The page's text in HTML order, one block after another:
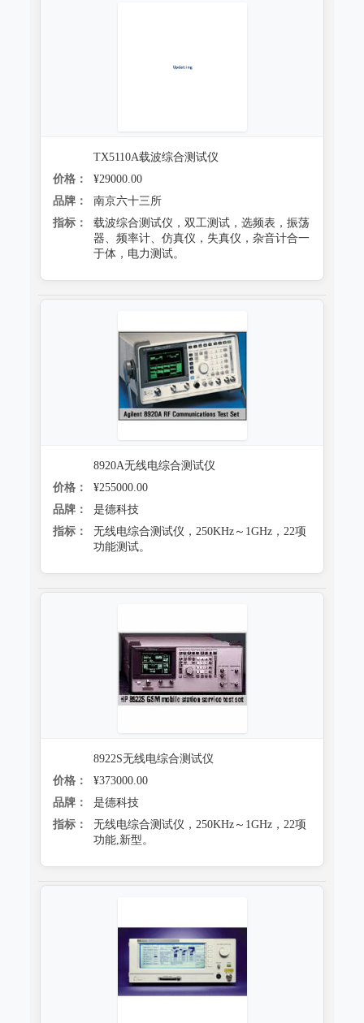
TX5110A载波综合测试仪
价格：
¥29000.00
品牌：
南京六十三所
指标：
载波综合测试仪，双工测试，选频表，振荡
器、频率计、仿真仪，失真仪，杂音计合一
于体，电力测试。
8920A无线电综合测试仪
价格：
¥255000.00
品牌：
是德科技
指标：
无线电综合测试仪，250KHz～1GHz，22项
功能测试。
8922S无线电综合测试仪
价格：
¥373000.00
品牌：
是德科技
指标：
无线电综合测试仪，250KHz～1GHz，22项
功能,新型。